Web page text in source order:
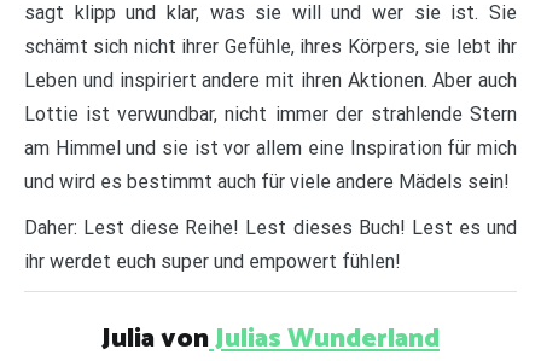
sagt klipp und klar, was sie will und wer sie ist. Sie
schämt sich nicht ihrer Gefühle, ihres Körpers, sie lebt ihr
Leben und inspiriert andere mit ihren Aktionen. Aber auch
Lottie ist verwundbar, nicht immer der strahlende Stern
am Himmel und sie ist vor allem eine Inspiration für mich
und wird es bestimmt auch für viele andere Mädels sein!
Daher: Lest diese Reihe! Lest dieses Buch! Lest es und
ihr werdet euch super und empowert fühlen!
Julia vonJulias Wunderland